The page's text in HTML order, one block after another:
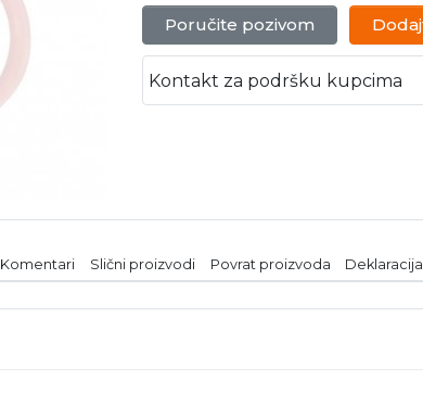
Poručite pozivom
Kontakt za podršku kupcima
Komentari Slični proizvodi Povrat proizvoda Deklaracija